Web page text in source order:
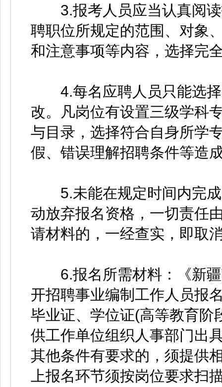
3.报考人员应当认真阅读
聘职位所规定的范围、对象
和注意事项等内容，选择完
4.每名应聘人员只能选择
改。凡岗位有设置三级学科
与目录，选择符合自身所学
假、错误理解招聘条件等造
5.未能在规定时间内完成
动放弃报名资格，一切责任
请材料的，一经查实，即取
6.报名所需材料：《新疆
开招聘事业编制工作人员报
毕业证、学位证(高等教育阶
供工作单位组织人事部门出
其他条件有要求的，须提供
上报名环节须按岗位要求扫